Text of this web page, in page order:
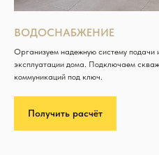
ВОДОСНАБЖЕНИЕ
Организуем надежную систему подачи
эксплуатации дома. Подключаем
коммуникаций под ключ.
Получить расчёт